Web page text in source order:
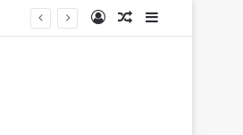
EntrarArtigo aleatório
Barra Lateral